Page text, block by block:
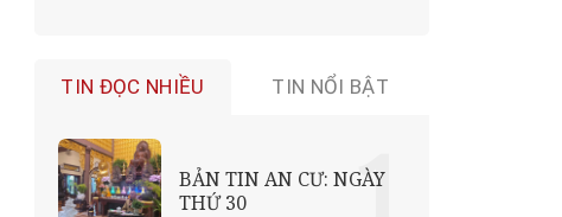
TIN ĐỌC NHIỀU TIN NỔI BẬT
BẢN TIN AN CƯ: NGÀY
THỨ 30